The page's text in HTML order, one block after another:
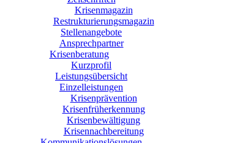
Krisenmagazin
Restrukturierungsmagazin
Stellenangebote
Ansprechpartner
Krisenberatung
Kurzprofil
Leistungsübersicht
Einzelleistungen
Krisenprävention
Krisenfrüherkennung
Krisenbewältigung
Krisennachbereitung